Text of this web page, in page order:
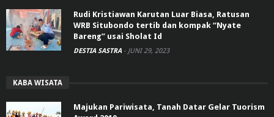
Rudi Kristiawan Karutan Luar Biasa, Ratusan
WRB Situbondo tertib dan kompak “Nyate
Bareng” usai Sholat Id
DESTIA SASTRA - JUNI 29, 2023
KABA WISATA
Majukan Pariwisata, Tanah Datar Gelar Tuorism